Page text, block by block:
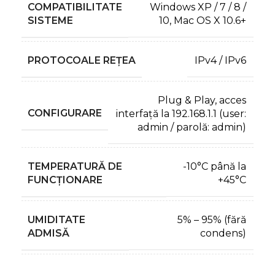
COMPATIBILITATE
SISTEME
Windows XP / 7 / 8 /
10, Mac OS X 10.6+
PROTOCOALE REȚEA IPv4 / IPv6
CONFIGURARE
Plug & Play, acces
interfață la 192.168.1.1 (user:
admin / parolă: admin)
TEMPERATURĂ DE
FUNCȚIONARE
-10°C până la
+45°C
UMIDITATE
ADMISĂ
5% – 95% (fără
condens)